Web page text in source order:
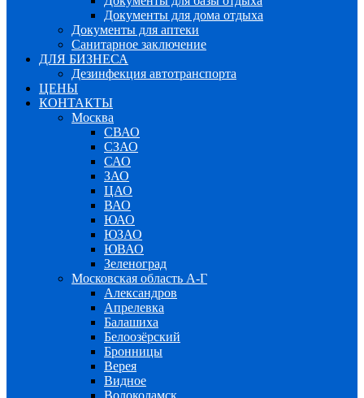
Документы для дома отдыха
Документы для аптеки
Санитарное заключение
ДЛЯ БИЗНЕСА
Дезинфекция автотранспорта
ЦЕНЫ
КОНТАКТЫ
Москва
СВАО
СЗАО
САО
ЗАО
ЦАО
ВАО
ЮАО
ЮЗАО
ЮВАО
Зеленоград
Московская область А-Г
Александров
Апрелевка
Балашиха
Белоозёрский
Бронницы
Верея
Видное
Волоколамск